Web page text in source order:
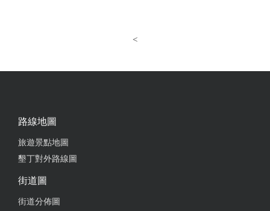
<
路線地圖
旅遊景點地圖
墾丁對外路線圖
街道圖
街道分佈圖